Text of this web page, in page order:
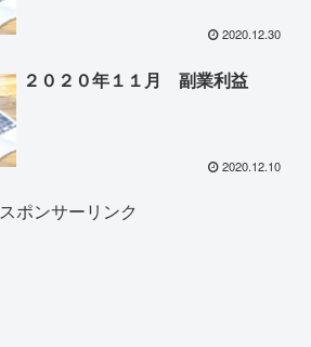
2020.12.30
２０２０年１１月 副業利益
2020.12.10
スポンサーリンク